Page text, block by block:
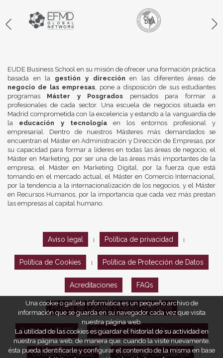
EUDE Business School en su misión de ofrecer una formación práctica
basada en la gestión y dirección en las diferentes áreas de
negocio de las empresas, pone a disposición de sus estudiantes
programas Máster y Posgrados pensados para formar a
profesionales de cada sector. Una escuela de negocios situada en
Madrid comprometida con la excelencia y estando a la vanguardia de
la educación y tecnologíaen los entornos profesional y
empresarial. Dentro de nuestros Másteres más demandados se
encuentran el Máster en Administración y Dirección de Empresas, por
su capacidad para formar a líderes en todas las áreas de negocio, el
Máster en Marketing, por ser una de las áreas más importantes de la
empresa, el Máster en Marketing Digital, por la fuerza que está
tomando en el mercado actual, el Máster en Comercio Internacional,
por la tendencia a la internacionalización de los negocios, y el Máster
en Recursos Humanos, por la importancia que cada vez más prestan
las empresas al capital humano.
Aviso legal Política de privacidad
Política de Cookies Política de Protección de Datos
Acreditaciones FAQs
Política de Calidad y Medio Ambiente
Opiniones EUDE Política de Marketing Responsable
Código ético EUDE Política de compliance
Una cookie o galleta informática es un pequeño archivo de
información que se guarda en su navegador cada vez que visita
nuestra página web.
La utilidad de las cookies es guardar el historial de su actividad en
nuestra página web, de manera que, cuando la visite nuevamente,
ésta pueda identificarle y configurar el contenido de la misma en base